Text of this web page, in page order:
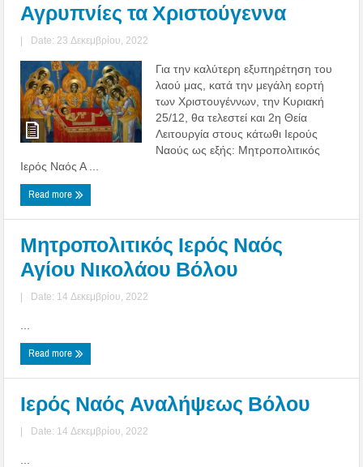
Αγρυπνίες τα Χριστούγεννα
| Date: 23 Δεκεμβρίου, 2022
Για την καλύτερη εξυπηρέτηση του
λαού μας, κατά την μεγάλη εορτή
των Χριστουγέννων, την Κυριακή
25/12, θα τελεστεί και 2η Θεία
Λειτουργία στους κάτωθι Ιερούς
Ναούς ως εξής: Μητροπολιτικός
Ιερός Ναός Α ...
Read more
Μητροπολιτικός Ιερός Ναός
Αγίου Νικολάου Βόλου
| Date: 14 Δεκεμβρίου, 2022
Read more
Ιερός Ναός Αναλήψεως Βόλου
| Date: 14 Δεκεμβρίου, 2022